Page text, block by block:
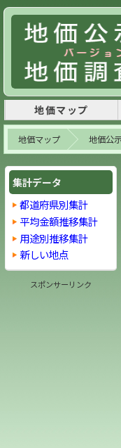
地価マップ
地価マップ 地価公
集計データ
都道府県別集計
平均金額推移集計
用途別推移集計
新しい地点
スポンサーリンク